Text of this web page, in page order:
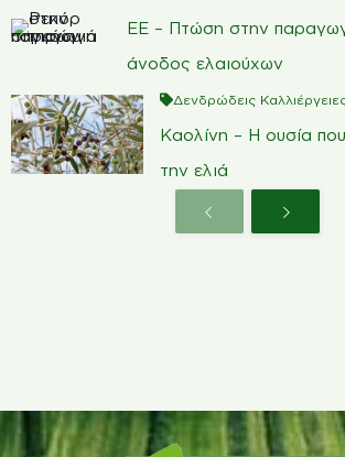
ΕΕ – Πτώση στην
άνοδος ελαιούχων
Δενδρώδεις
Καολίνη – Η ουσία
την ελιά